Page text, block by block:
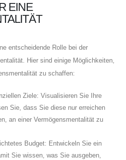
EINE
entscheidende Rolle bei der
Hier sind einige Möglichkeiten,
zu schaffen:
Ziele: Visualisieren Sie Ihre
Sie, dass Sie diese nur erreichen
an einer Vermögensmentalität zu
Budget: Entwickeln Sie ein
Sie wissen, was Sie ausgeben,